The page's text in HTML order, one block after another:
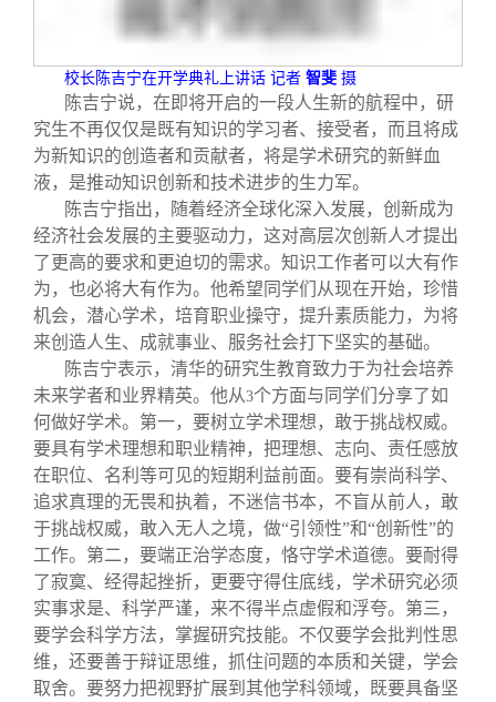
校长陈吉宁在开学典礼上讲话 记者 智斐 摄
陈吉宁说，在即将开启的一段人生新的航程中，研
究生不再仅仅是既有知识的学习者、接受者，而且将成
为新知识的创造者和贡献者，将是学术研究的新鲜血
液，是推动知识创新和技术进步的生力军。
陈吉宁指出，随着经济全球化深入发展，创新成为
经济社会发展的主要驱动力，这对高层次创新人才提出
了更高的要求和更迫切的需求。知识工作者可以大有作
为，也必将大有作为。他希望同学们从现在开始，珍惜
机会，潜心学术，培育职业操守，提升素质能力，为将
来创造人生、成就事业、服务社会打下坚实的基础。
陈吉宁表示，清华的研究生教育致力于为社会培养
未来学者和业界精英。他从3个方面与同学们分享了如
何做好学术。第一，要树立学术理想，敢于挑战权威。
要具有学术理想和职业精神，把理想、志向、责任感放
在职位、名利等可见的短期利益前面。要有崇尚科学、
追求真理的无畏和执着，不迷信书本，不盲从前人，敢
于挑战权威，敢入无人之境，做“引领性”和“创新性”的
工作。第二，要端正治学态度，恪守学术道德。要耐得
了寂寞、经得起挫折，更要守得住底线，学术研究必须
实事求是、科学严谨，来不得半点虚假和浮夸。第三，
要学会科学方法，掌握研究技能。不仅要学会批判性思
维，还要善于辩证思维，抓住问题的本质和关键，学会
取舍。要努力把视野扩展到其他学科领域，既要具备坚